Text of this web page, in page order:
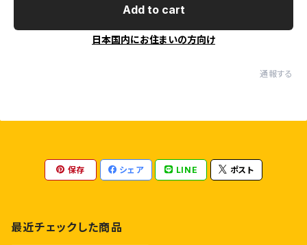
Add to cart
日本国内にお住まいの方向け
通報する
保存 シェア LINE ポスト
最近チェックした商品